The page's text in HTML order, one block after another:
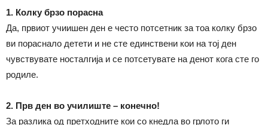
1. Колку брзо порасна
Да, првиот учиишен ден е често потсетник за тоа колку брзо
ви пораснало детети и не сте единствени кои на тој ден
чувствувате носталгија и се потсетувате на денот кога сте го
родиле.
2. Прв ден во училиште – конечно!
За разлика од претходните кои со кнедла во грлото ги